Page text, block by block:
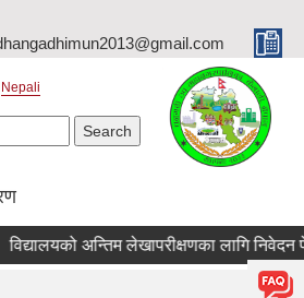
Nepali
अन्तिम लेखापरीक्षणका लागि निवेदन पेश